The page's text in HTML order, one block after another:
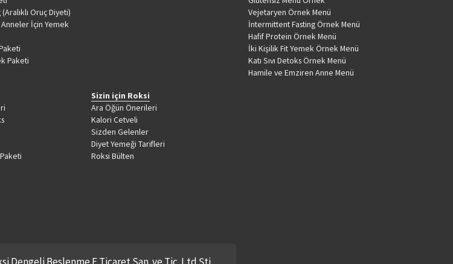
Oruç Diyeti)
İçin Yemek
Paketi
Vejetaryen Örnek Menü
İntermittent Fasting Örnek Menü
Hafif Protein Örnek Menü
İki Kişilik Fit Yemek Örnek Menü
Katı Sıvı Detoks Örnek Menü
Hamile ve Emziren Anne Menü
Sizin için Roksi
Ara Öğün Önerileri
Kalori Cetveli
Sizden Gelenler
Diyet Yemeği Tarifleri
Roksi Bülten